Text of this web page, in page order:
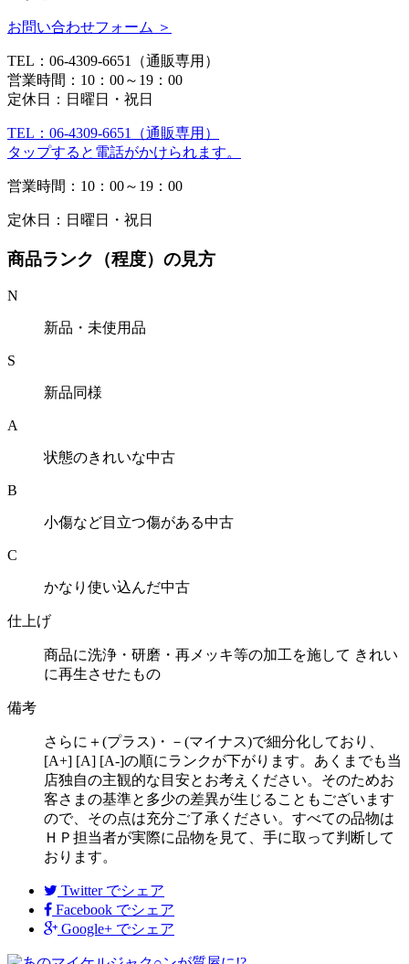
お問い合わせフォーム ＞
TEL：06-4309-6651（通販専用）
営業時間：10：00～19：00
定休日：日曜日・祝日
TEL：06-4309-6651（通販専用）
タップすると電話がかけられます。
営業時間：10：00～19：00
定休日：日曜日・祝日
商品ランク（程度）の見方
N
新品・未使用品
S
新品同様
A
状態のきれいな中古
B
小傷など目立つ傷がある中古
C
かなり使い込んだ中古
仕上げ
商品に洗浄・研磨・再メッキ等の加工を施して きれい
に再生させたもの
備考
さらに＋(プラス)・－(マイナス)で細分化しており、
[A+] [A] [A-]の順にランクが下がります。あくまでも当
店独自の主観的な目安とお考えください。そのためお
客さまの基準と多少の差異が生じることもございます
ので、その点は充分ご了承ください。すべての品物は
ＨＰ担当者が実際に品物を見て、手に取って判断して
おります。
Twitter でシェア
Facebook でシェア
Google+ でシェア